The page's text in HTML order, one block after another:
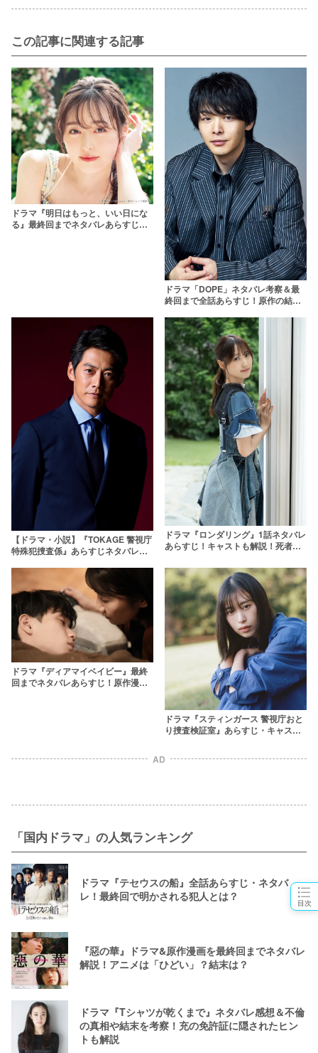
目次
この記事に関連する記事
ドラマ『明日はもっと、いい日にな
る』最終回までネタバレあらすじ！
ドラマ「DOPE」ネタバレ考察＆最
終回まで全話あらすじ！原作の結
【ドラマ・小説】『TOKAGE 警視庁
特殊犯捜査係』あらすじネタバレ！
ドラマ『ロンダリング』1話ネタバレ
あらすじ！キャストも解説！死者
一郎が熱演
ドラマ『ディアマイベイビー』最終
回までネタバレあらすじ！原作漫画
ドラマ『スティンガース 警視庁おと
り捜査検証室』あらすじ・キャスト
AD
「国内ドラマ」の人気ランキング
ドラマ『テセウスの船』全話あらすじ・ネタバ
レ！最終回で明かされる犯人とは？
『惡の華』ドラマ&原作漫画を最終回までネタバレ
解説！アニメは「ひどい」？結末は？
ドラマ『Tシャツが乾くまで』ネタバレ感想＆不倫
の真相や結末を考察！充の免許証に隠されたヒン
トも解説